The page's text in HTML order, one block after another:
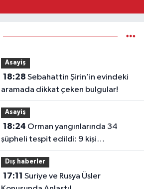
Asayiş
18:28
aramada dikkat çeken bulgular!
Asayiş
18:24
şüpheli tespit edildi: 9 kişi
tutuklandı
Dış haberler
17:11